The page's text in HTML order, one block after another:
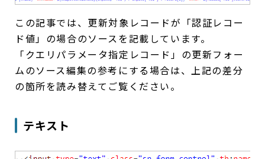
この記事では、更新対象レコードが「認証レコー
ド値」の場合のソースを記載しています。
「クエリパラメータ指定レコード」の更新フォー
ムのソース編集の参考にする場合は、上記の差分
の箇所を読み替えてご覧ください。
テキスト